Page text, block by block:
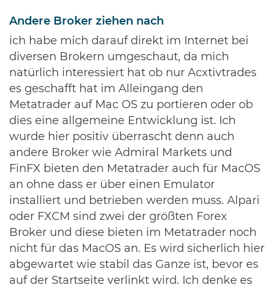
Andere Broker ziehen nach
ich habe mich darauf direkt im Internet bei
diversen Brokern umgeschaut, da mich
natürlich interessiert hat ob nur Acxtivtrades
es geschafft hat im Alleingang den
Metatrader auf Mac OS zu portieren oder ob
dies eine allgemeine Entwicklung ist. Ich
wurde hier positiv überrascht denn auch
andere Broker wie Admiral Markets und
FinFX bieten den Metatrader auch für MacOS
an ohne dass er über einen Emulator
installiert und betrieben werden muss. Alpari
oder FXCM sind zwei der größten Forex
Broker und diese bieten im Metatrader noch
nicht für das MacOS an. Es wird sicherlich hier
abgewartet wie stabil das Ganze ist, bevor es
auf der Startseite verlinkt wird. Ich denke es